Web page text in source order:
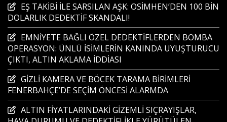
EŞ TAKİBİ İLE SARSILAN AŞK: OSİMHEN’DEN 100 BİN
DOLARLIK DEDEKTİF SKANDALI!
EMNİYETE BAĞLI ÖZEL DEDEKTİFLERDEN BOMBA
OPERASYON: ÜNLÜ İSİMLERİN KANINDA UYUŞTURUCU
ÇIKTI, ALTIN AKLAMA İDDİASI
GİZLİ KAMERA VE BÖCEK TARAMA BİRİMLERİ
FENERBAHÇE’DE SEÇİM ÖNCESİ ALARMDA
ALTIN FİYATLARINDAKİ GİZEMLİ SIÇRAYIŞLAR,